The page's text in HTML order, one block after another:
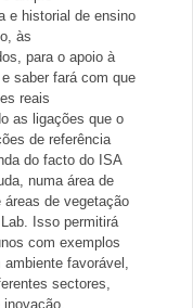
e historial de ensino
às
, para o apoio à
saber fará com que
reais
as ligações que o
de referência
do facto do ISA
numa área de
de vegetação
Isso permitirá
com exemplos
favorável,
sectores,
inovação.